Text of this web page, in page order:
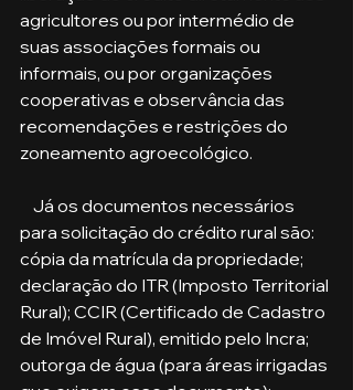
agricultores ou por intermédio de
suas associações formais ou
informais, ou por organizações
cooperativas e observância das
recomendações e restrições do
zoneamento agroecológico.
para solicitação do crédito rural são:
cópia da matrícula da propriedade;
declaração do ITR (Imposto Territorial
Rural); CCIR (Certificado de Cadastro
de Imóvel Rural), emitido pelo Incra;
outorga de água (para áreas irrigadas